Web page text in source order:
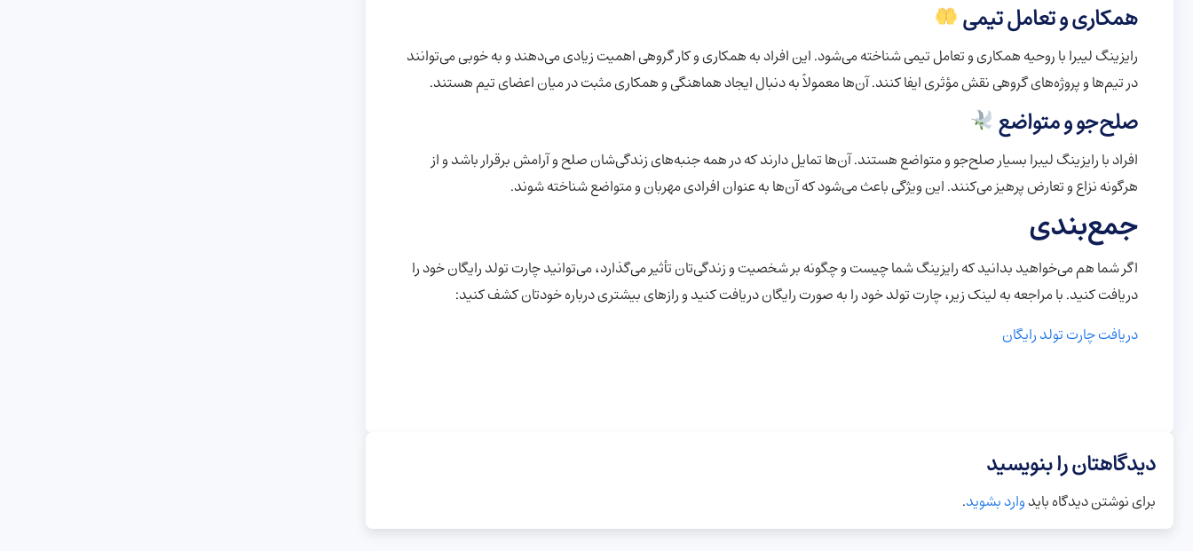
همکاری و تعامل تیمی
رایزینگ لیبرا با روحیه همکاری و تعامل تیمی شناخته می‌شود. این افراد به همکاری و کار گروهی اهمیت زیادی می‌دهند و به خوبی می‌توانند
در تیم‌ها و پروژه‌های گروهی نقش مؤثری ایفا کنند. آن‌ها معمولاً به دنبال ایجاد هماهنگی و همکاری مثبت در میان اعضای تیم هستند.
صلح‌جو و متواضع
افراد با رایزینگ لیبرا بسیار صلح‌جو و متواضع هستند. آن‌ها تمایل دارند که در همه جنبه‌های زندگی‌شان صلح و آرامش برقرار باشد و از
هرگونه نزاع و تعارض پرهیز می‌کنند. این ویژگی باعث می‌شود که آن‌ها به عنوان افرادی مهربان و متواضع شناخته شوند.
جمع‌بندی
اگر شما هم می‌خواهید بدانید که رایزینگ شما چیست و چگونه بر شخصیت و زندگی‌تان تأثیر می‌گذارد، می‌توانید چارت تولد رایگان خود را
دریافت کنید. با مراجعه به لینک زیر، چارت تولد خود را به صورت رایگان دریافت کنید و رازهای بیشتری درباره خودتان کشف کنید:
دریافت چارت تولد رایگان
دیدگاهتان را بنویسید
برای نوشتن دیدگاه بایدوارد بشوید.